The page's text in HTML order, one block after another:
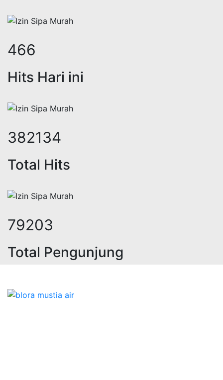
609
Hits Hari ini
500042
Total Hits
104883
Total Pengunjung